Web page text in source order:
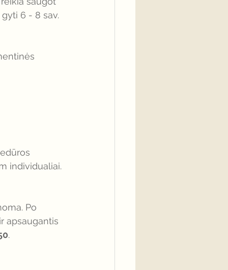
6 - 8 sav.
individualiai.
Po
apsaugantis
.